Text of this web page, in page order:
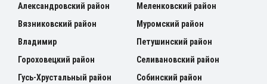
Александровский район
Вязниковский район
Владимир
Гороховецкий район
Гусь-Хрустальный район
Меленковский район
Муромский район
Петушинский район
Селивановский район
Собинский район